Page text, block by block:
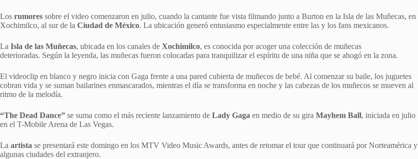
Los rumores sobre el video comenzaron en julio, cuando la cantante fue vista filmando junto a Burton en la Isla de las Muñecas, en
Xochimilco, al sur de la Ciudad de México. La ubicación generó entusiasmo especialmente entre las y los fans mexicanos.
La Isla de las Muñecas, ubicada en los canales de Xochimilco, es conocida por acoger una colección de muñecas
deterioradas. Según la leyenda, las muñecas fueron colocadas para tranquilizar el espíritu de una niña que se ahogó en la zona.
El videoclip en blanco y negro inicia con Gaga frente a una pared cubierta de muñecos de bebé. Al comenzar su baile, los juguetes
cobran vida y se suman bailarines enmascarados, mientras el día se transforma en noche y las cabezas de los muñecos se mueven al
ritmo de la melodía.
“The Dead Dance” se suma como el más reciente lanzamiento de Lady Gaga en medio de su gira Mayhem Ball, iniciada en julio
en el T-Mobile Arena de Las Vegas.
La artista se presentará este domingo en los MTV Video Music Awards, antes de retomar el tour que continuará por Norteamérica y
algunas ciudades del extranjero.